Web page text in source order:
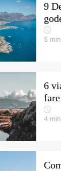
9
5 min
6
4 min